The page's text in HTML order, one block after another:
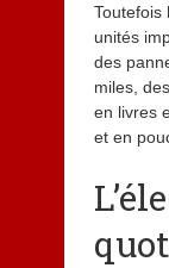
Toutefois
unités
des
miles,
en livres
et en